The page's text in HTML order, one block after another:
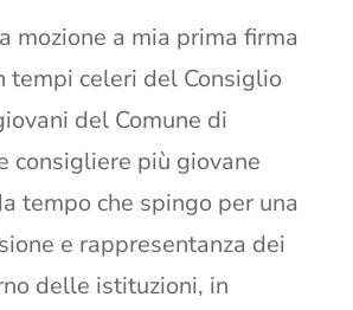
mozione a mia prima firma
tempi celeri del Consiglio
del Comune di
consigliere più giovane
tempo che spingo per una
e rappresentanza dei
delle istituzioni, in